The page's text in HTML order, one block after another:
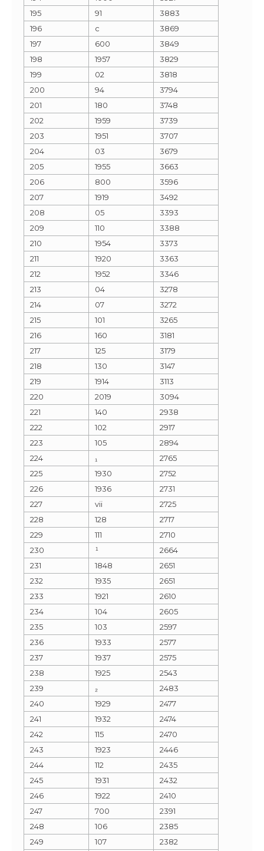
195
91
3883
196
c
3869
197
600
3849
198
1957
3829
199
02
3818
200
94
3794
201
180
3748
202
1959
3739
203
1951
3707
204
03
3679
205
1955
3663
206
800
3596
207
1919
3492
208
05
3393
209
110
3388
210
1954
3373
211
1920
3363
212
1952
3346
213
04
3278
214
07
3272
215
101
3265
216
160
3181
217
125
3179
218
130
3147
219
1914
3113
220
2019
3094
221
140
2938
222
102
2917
223
105
2894
224
₁
2765
225
1930
2752
226
1936
2731
227
vii
2725
228
128
2717
229
111
2710
230
¹
2664
231
1848
2651
232
1935
2651
233
1921
2610
234
104
2605
235
103
2597
236
1933
2577
237
1937
2575
238
1925
2543
239
₂
2483
240
1929
2477
241
1932
2474
242
115
2470
243
1923
2446
244
112
2435
245
1931
2432
246
1922
2410
247
700
2391
248
106
2385
249
107
2382